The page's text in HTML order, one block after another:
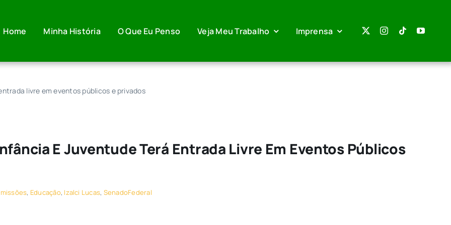
Home Minha História O Que Eu Penso Veja Meu Trabalho Imprensa
livre em eventos públicos e privados
E Juventude Terá Entrada Livre Em Eventos Públicos
, Educação, Izalci Lucas, SenadoFederal